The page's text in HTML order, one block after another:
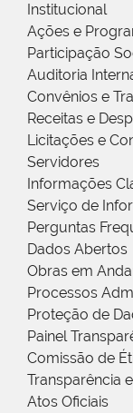
Institucional
Ações e
Participação
Auditoria
Convênios e
Receitas e
Licitações e
Servidores
Informações
Serviço de
Perguntas
Dados Abertos
Obras em
Processos
Proteção de
Painel
Comissão de
Transparência
Atos Oficiais